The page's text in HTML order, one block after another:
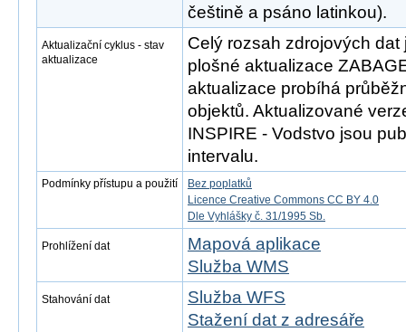
češtině a psáno latinkou).
Aktualizační cyklus - stav
aktualizace
Celý rozsah zdrojových
plošné aktualizace
aktualizace probíhá
objektů. Aktualizované
INSPIRE - Vodstvo jsou
intervalu.
Podmínky přístupu a použití
Bez poplatků
Licence Creative Commons CC BY 4.0
Dle Vyhlášky č. 31/1995 Sb.
Prohlížení dat
Mapová aplikace
Služba WMS
Stahování dat
Služba WFS
Stažení dat z adresáře